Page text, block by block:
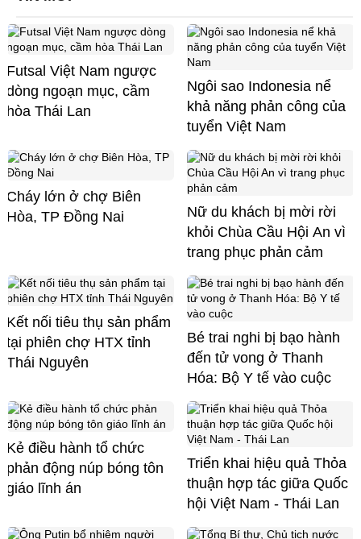
Futsal Việt Nam ngược
dòng ngoạn mục, cầm
hòa Thái Lan
Ngôi sao Indonesia nể
khả năng phản công của
tuyển Việt Nam
Cháy lớn ở chợ Biên
Hòa, TP Đồng Nai
Nữ du khách bị mời rời
khỏi Chùa Cầu Hội An vì
trang phục phản cảm
Kết nối tiêu thụ sản phẩm
tại phiên chợ HTX tỉnh
Thái Nguyên
Bé trai nghi bị bạo hành
đến tử vong ở Thanh
Hóa: Bộ Y tế vào cuộc
Kẻ điều hành tổ chức
phản động núp bóng tôn
giáo lĩnh án
Triển khai hiệu quả Thỏa
thuận hợp tác giữa Quốc
hội Việt Nam - Thái Lan